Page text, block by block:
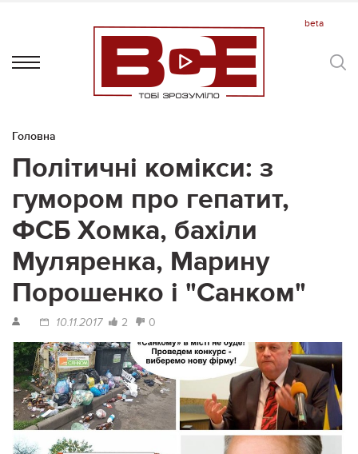
Головна
Політичні комікси: з
гумором про гепатит,
ФСБ Хомка, бахіли
Муляренка, Марину
Порошенко і "Санком"
10.11.2017 2 0